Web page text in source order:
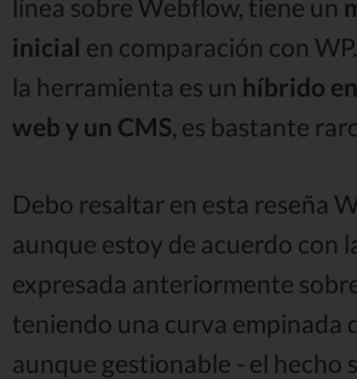
línea sobre Webflow, tiene un
inicial en comparación con
la herramienta es un híbrido
web y un CMS , es bastante
Debo resaltar en esta reseña
aunque estoy de acuerdo con
expresada anteriormente
teniendo una curva empinada
aunque gestionable - el hecho